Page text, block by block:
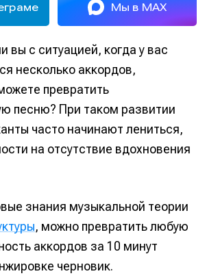
Мы в MAX
вы с ситуацией, когда у вас
несколько аккордов,
превратить
песню? При таком развитии
часто начинают лениться,
на отсутствие вдохновения
знания музыкальной теории
, можно превратить любую
аккордов за 10 минут
черновик.